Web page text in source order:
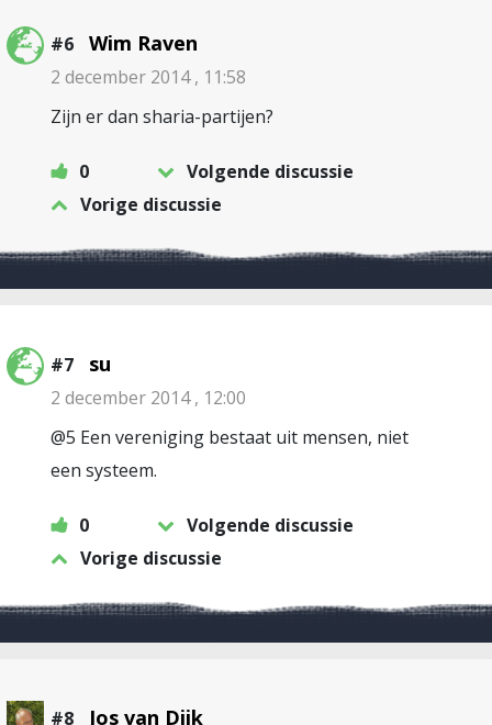
#6 Wim Raven
2 december 2014 , 11:58
Zijn er dan sharia-partijen?
0
Volgende discussie
Vorige discussie
#7 su
2 december 2014 , 12:00
@5 Een vereniging bestaat uit mensen, niet
een systeem.
0
Volgende discussie
Vorige discussie
#8 Jos van Dijk